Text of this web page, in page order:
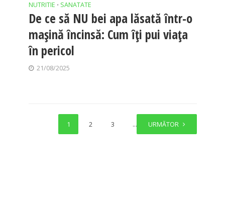
NUTRITIE • SANATATE
De ce să NU bei apa lăsată într-o
mașină încinsă: Cum îți pui viața
în pericol
21/08/2025
1 2 3 … 20
URMĂTOR